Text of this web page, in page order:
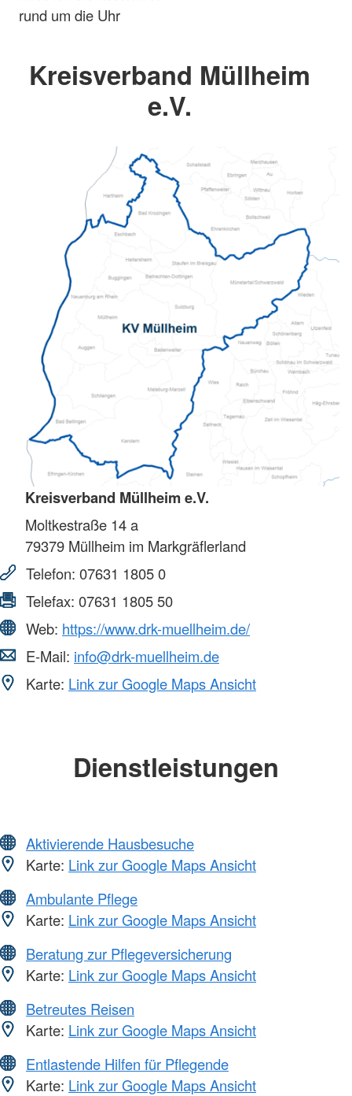
rund um die Uhr
Kreisverband Müllheim
e.V.
Kreisverband Müllheim e.V.
Moltkestraße 14 a
79379 Müllheim im Markgräflerland
Telefon: 07631 1805 0
Telefax: 07631 1805 50
Web: https://www.drk-muellheim.de/
E-Mail: info@drk-muellheim.de
Karte: Link zur Google Maps Ansicht
Dienstleistungen
Aktivierende Hausbesuche
Karte: Link zur Google Maps Ansicht
Ambulante Pflege
Karte: Link zur Google Maps Ansicht
Beratung zur Pflegeversicherung
Karte: Link zur Google Maps Ansicht
Betreutes Reisen
Karte: Link zur Google Maps Ansicht
Entlastende Hilfen für Pflegende
Karte: Link zur Google Maps Ansicht